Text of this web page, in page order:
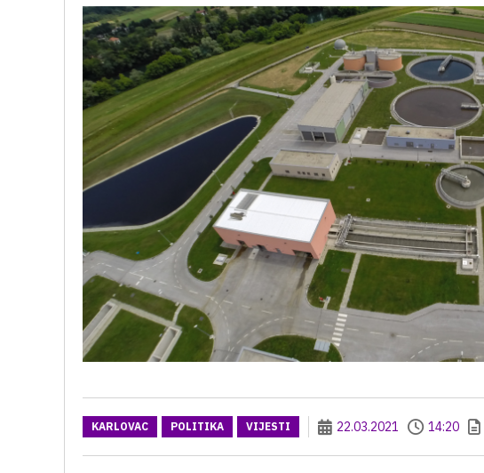
KARLOVAC POLITIKA VIJESTI 22.03.2021 14:20